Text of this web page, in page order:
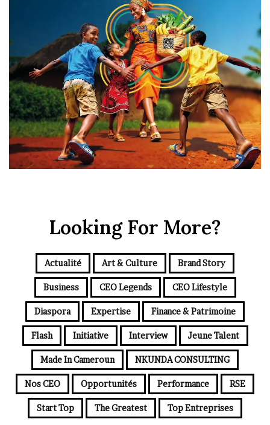
Looking For More?
Actualité Art & Culture Brand Story
Business CEO Legends CEO Lifestyle
Diaspora Expertise Finance & Patrimoine
Flash Initiative Interview Jeune Talent
Made In Cameroun NKUNDA CONSULTING
Nos CEO Opportunités Performance RSE
Start Top The Greatest Top Entreprises